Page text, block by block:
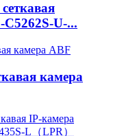
U-...
камера